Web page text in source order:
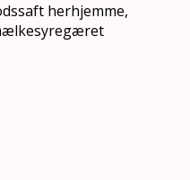
herhjemme,